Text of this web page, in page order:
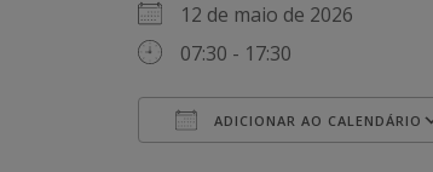
12 de maio de 2026
07:30 - 17:30
ADICIONAR AO CALENDÁRIO